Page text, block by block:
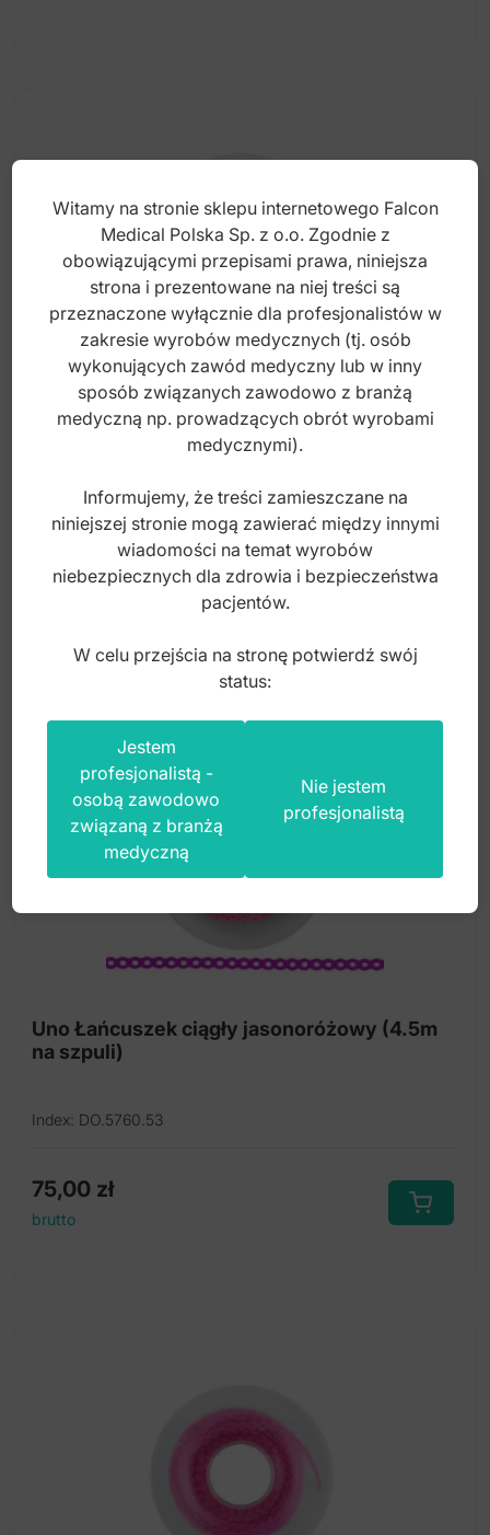
Uno Łańcuszek ciągły czerwony (4.5m na
szpuli)
Index: DO.5760.47
75,00zł
Uno Łańcuszek ciągły jasonoróżowy (4.5m
na szpuli)
Index: DO.5760.53
75,00 zł
brutto
Witamy na stronie sklepu internetowego Falcon
Medical Polska Sp. z o.o. Zgodnie z
obowiązującymi przepisami prawa, niniejsza
strona i prezentowane na niej treści są
przeznaczone wyłącznie dla profesjonalistów w
zakresie wyrobów medycznych (tj. osób
wykonujących zawód medyczny lub w inny
sposób związanych zawodowo z branżą
medyczną np. prowadzących obrót wyrobami
medycznymi).
Informujemy, że treści zamieszczane na
niniejszej stronie mogą zawierać między innymi
wiadomości na temat wyrobów
niebezpiecznych dla zdrowia i bezpieczeństwa
pacjentów.
W celu przejścia na stronę potwierdź swój
status:
Jestem
profesjonalistą -
osobą zawodowo
związaną z branżą
medyczną
Nie jestem
profesjonalistą